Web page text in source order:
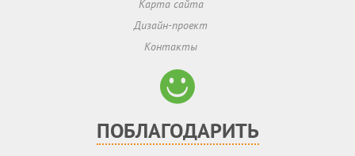
Карта сайта
Дизайн-проект
Контакты
ПОБЛАГОДАРИТЬ